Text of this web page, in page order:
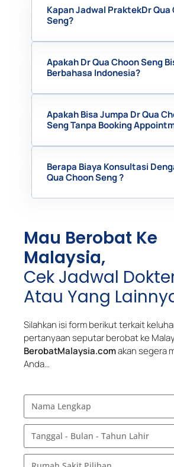
Kapan Jadwal PraktekDr Qua
Seng?
Apakah Dr Qua Choon Seng
Berbahasa Indonesia?
Apakah Bisa Jumpa Dr Qua
Seng Tanpa Booking
Berapa Biaya Konsultasi
Qua Choon Seng ?
Mau Berobat Ke
Malaysia,
Cek Jadwal
Atau Yang
Silahkan isi form berikut terkait
pertanyaan seputar berobat ke
BerobatMalaysia.comakan segera
Anda…